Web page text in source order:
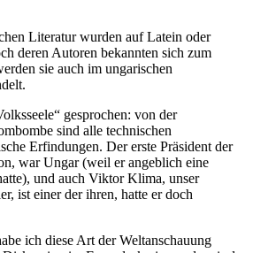
Literatur wurden auf Latein oder
deren Autoren bekannten sich zum
sie auch im ungarischen
gesprochen: von der
sind alle technischen
Erfindungen. Der erste Präsident der
war Ungar (weil er angeblich eine
und auch Viktor Klima, unser
ist einer der ihren, hatte er doch
ich diese Art der Weltanschauung